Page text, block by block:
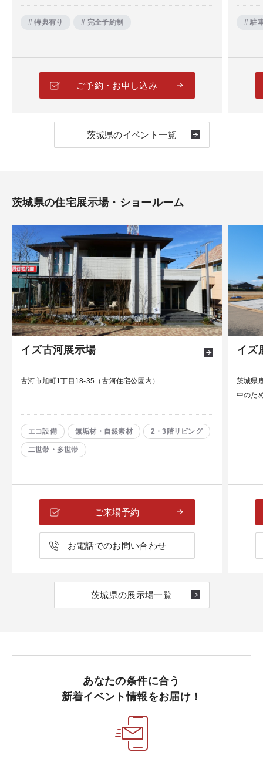
# 特典有り # 完全予約制
ご予約・お申し込み
# 駐
茨城県のイベント一覧
茨城県の住宅展示場・ショールーム
イズ古河展示場
古河市旭町1丁目18-35（古河住宅公園内）
エコ設備 無垢材・自然素材 2・3階リビング
二世帯・多世帯
ご来場予約
お電話でのお問い合わせ
イズ
茨城県
中のた
茨城県の展示場一覧
あなたの条件に合う
新着イベント情報をお届け！